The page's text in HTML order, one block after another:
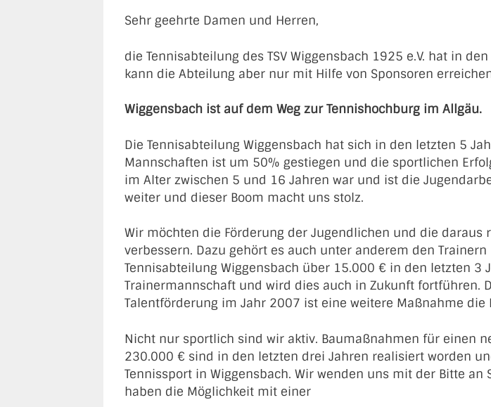
Sehr geehrte Damen und Herren,
die Tennisabteilung des TSV Wiggensbach 1925 e.V. hat in
kann die Abteilung aber nur mit Hilfe von Sponsoren
Wiggensbach ist auf dem Weg zur Tennishochburg im Allgäu.
Die Tennisabteilung Wiggensbach hat sich in den letzten 5
Mannschaften ist um 50% gestiegen und die sportlichen
im Alter zwischen 5 und 16 Jahren war und ist die
weiter und dieser Boom macht uns stolz.
Wir möchten die Förderung der Jugendlichen und die
verbessern. Dazu gehört es auch unter anderem den
Tennisabteilung Wiggensbach über 15.000 € in den letzten 3
Trainermannschaft und wird dies auch in Zukunft fortführen.
Talentförderung im Jahr 2007 ist eine weitere Maßnahme die
Nicht nur sportlich sind wir aktiv. Baumaßnahmen für einen
230.000 € sind in den letzten drei Jahren realisiert worden
Tennissport in Wiggensbach. Wir wenden uns mit der Bitte
haben die Möglichkeit mit einer